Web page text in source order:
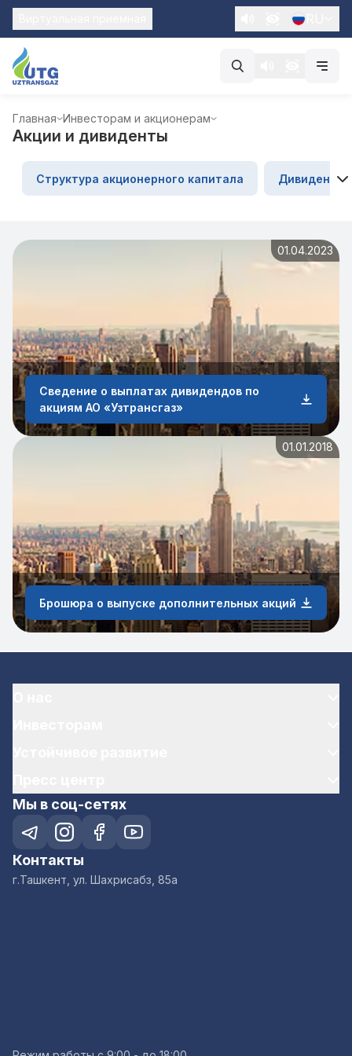
Главная Инвесторам и акционерам
Акции и дивиденты
Структура акционерного капитала Дивиденды
01.04.2023
Сведение о выплатах дивидендов по
акциям АО «Узтрансгаз»
01.01.2018
Брошюра о выпуске дополнительных акций
Мы в соц-сетях
Контакты
г.Ташкент, ул. Шахрисабз, 85а